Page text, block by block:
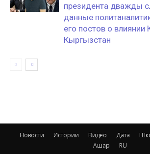
президента дважды
данные
его постов о влиянии
Кыргызстан
Новости Истории Видео Дата
Ашар
RU